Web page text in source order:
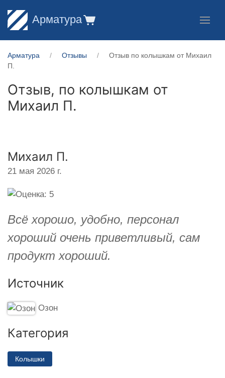
Арматура
Арматура Отзывы
Отзыв по колышкам от Михаил
П.
Отзыв, по колышкам от
Михаил П.
Михаил П.
21 мая 2026 г.
Всё хорошо, удобно, персонал
хороший очень приветливый, сам
продукт хороший.
Источник
Озон
Категория
Колышки